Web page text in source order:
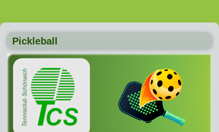
Pickleball